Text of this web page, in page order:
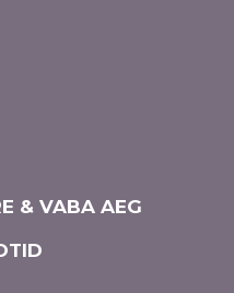
& VABA AEG